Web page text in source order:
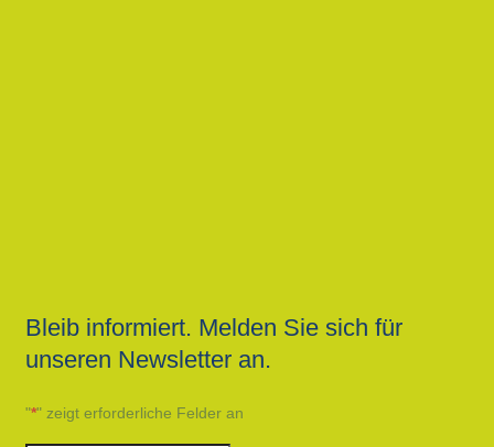
Bleib informiert. Melden Sie sich für
unseren Newsletter an.
"*" zeigt erforderliche Felder an